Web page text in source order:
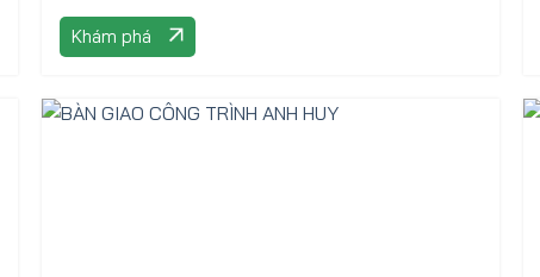
dụng
Khám phá